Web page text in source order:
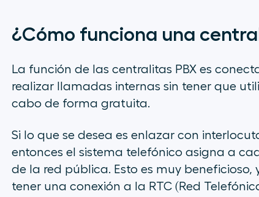
¿Cómo funciona una
La función de las centralitas PBX es
realizar llamadas internas sin tener que
cabo de forma gratuita.
Si lo que se desea es enlazar con
entonces el sistema telefónico asigna a
de la red pública. Esto es muy
tener una conexión a la RTC (Red